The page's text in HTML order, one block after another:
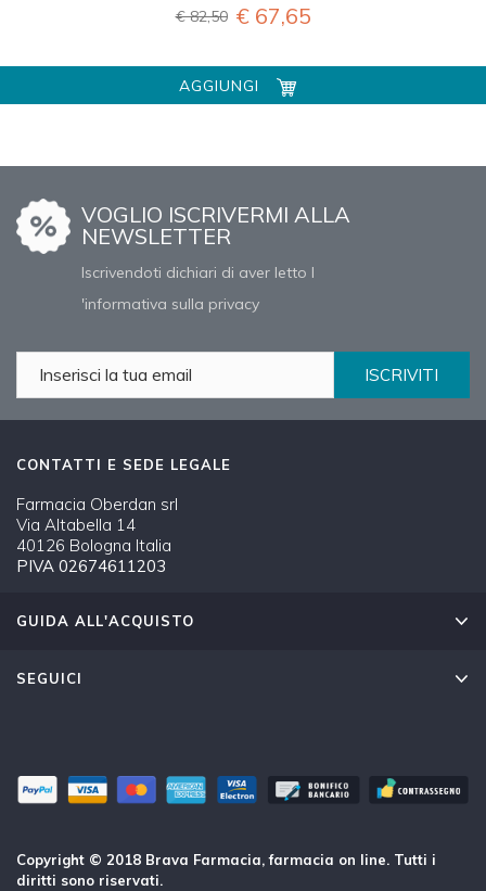
€ 82,50 € 67,65
AGGIUNGI
VOGLIO ISCRIVERMI ALLA
NEWSLETTER
Iscrivendoti dichiari di aver letto l
'informativa sulla privacy
ISCRIVITI
CONTATTI E SEDE LEGALE
Farmacia Oberdan srl
Via Altabella 14
40126 Bologna Italia
PIVA 02674611203
GUIDA ALL'ACQUISTO
SEGUICI
Copyright © 2018 Brava Farmacia, farmacia on line. Tutti i
diritti sono riservati.